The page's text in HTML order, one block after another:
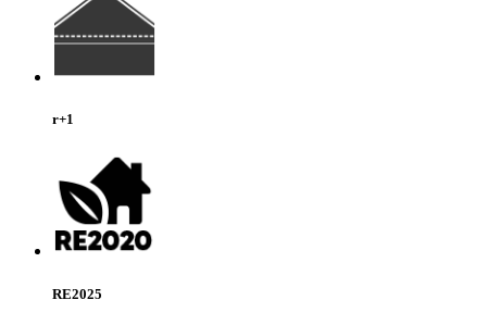
r+1
RE2025